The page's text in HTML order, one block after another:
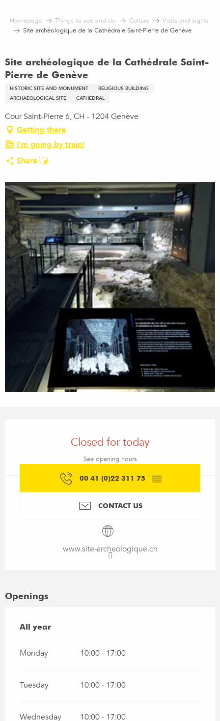
contenu
Homepage Things to see and do Culture
Visits and sights
Site archéologique de la Cathédrale Saint-Pierre de Genève
Site archéologique de la Cathédrale Saint-
Pierre de Genève
HISTORIC SITE AND MONUMENT
RELIGIOUS BUILDING
ARCHAEOLOGICAL SITE
CATHEDRAL
Cour Saint-Pierre 6, CH - 1204 Genève
Getting there
I'm going by train!
ShareAjouter aux favoris
Closed for today
See opening hours
00 41 (0)22 311 75 ▒▒
CONTACT US
www.site-archeologique.ch
Openings
All year
All year
Monday 10:00 - 17:00
Tuesday 10:00 - 17:00
Wednesday 10:00 - 17:00